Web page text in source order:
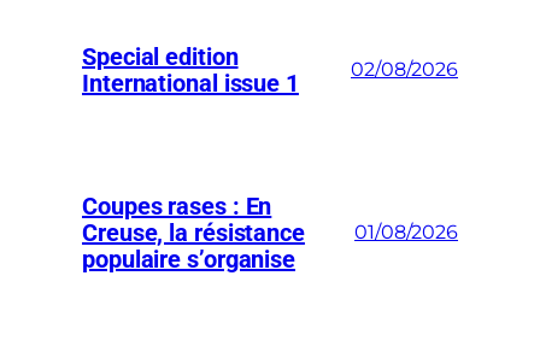
Special edition
International issue 1
02/08/2026
Coupes rases : En
Creuse, la résistance
populaire s’organise
01/08/2026